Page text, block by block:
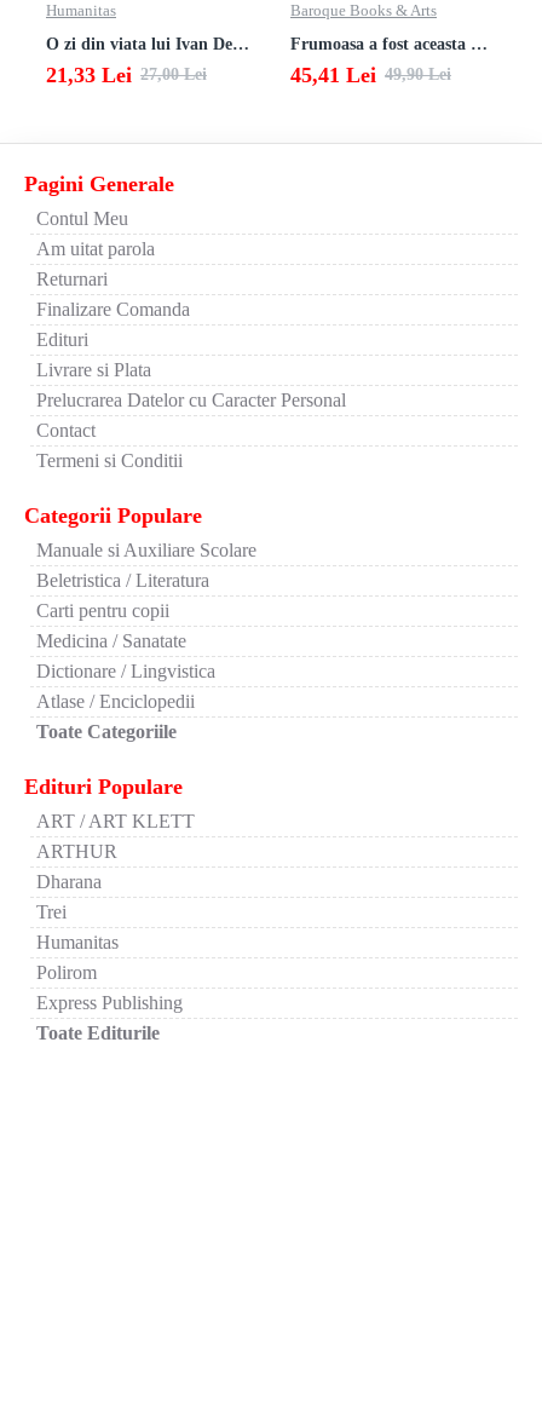
Humanitas
O zi din viata lui Ivan Denisovici
21,33 Lei 27,00 Lei
Baroque Books & Arts
Frumoasa a fost aceasta viata. totusi.
45,41 Lei 49,90 Lei
Pagini Generale
Contul Meu
Am uitat parola
Returnari
Finalizare Comanda
Edituri
Livrare si Plata
Prelucrarea Datelor cu Caracter Personal
Contact
Termeni si Conditii
Categorii Populare
Manuale si Auxiliare Scolare
Beletristica / Literatura
Carti pentru copii
Medicina / Sanatate
Dictionare / Lingvistica
Atlase / Enciclopedii
Toate Categoriile
Edituri Populare
ART / ART KLETT
ARTHUR
Dharana
Trei
Humanitas
Polirom
Express Publishing
Toate Editurile